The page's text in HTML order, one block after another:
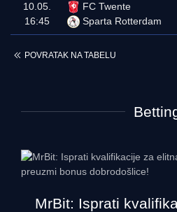
10.05.
16:45
FC Twente
Sparta Rotterdam
POVRATAK NA TABELU
MrBit: Isprati